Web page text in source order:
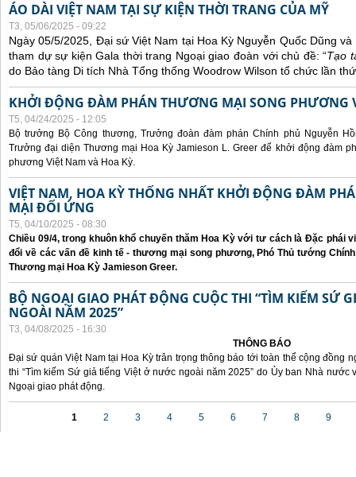
ÁO DÀI VIỆT NAM TẠI SỰ KIỆN THỜI TRANG CỦA MỸ
T3, 05/06/2025 - 09:22
Ngày 05/5/2025, Đại sứ Việt Nam tại Hoa Kỳ Nguyễn Quốc Dũng
tham dự sự kiện Gala thời trang Ngoại giao đoàn với chủ đề: “Tạo
do Bảo tàng Di tích Nhà Tổng thống Woodrow Wilson tổ chức lần
KHỞI ĐỘNG ĐÀM PHÁN THƯƠNG MẠI SONG PHƯƠNG
T5, 04/24/2025 - 12:05
Bộ trưởng Bộ Công thương, Trưởng đoàn đàm phán Chính phủ Nguyễn
Trưởng đại diện Thương mại Hoa Kỳ Jamieson L. Greer để khởi động đàm
phương Việt Nam và Hoa Kỳ.
VIỆT NAM, HOA KỲ THỐNG NHẤT KHỞI ĐỘNG ĐÀM
MẠI ĐỐI ỨNG
T5, 04/10/2025 - 08:30
Chiều 09/4, trong khuôn khổ chuyến thăm Hoa Kỳ với tư cách là Đặc phái
đổi về các vấn đề kinh tế - thương mại song phương, Phó Thủ tướng
Thương mại Hoa Kỳ Jamieson Greer.
BỘ NGOẠI GIAO PHÁT ĐỘNG CUỘC THI “TÌM KIẾM SỨ
NGOÀI NĂM 2025”
T3, 04/08/2025 - 16:30
THÔNG BÁO
Đại sứ quán Việt Nam tại Hoa Kỳ trân trọng thông báo tới toàn thể cộng đồng
thi “Tìm kiếm Sứ giả tiếng Việt ở nước ngoài năm 2025” do Ủy ban Nhà
Ngoại giao phát động.
1 2 3 4 5 6 7 8 9